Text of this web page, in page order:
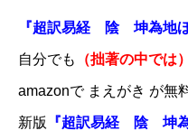
『超訳易経 陰 坤為地ほ
自分でも （拙著の中では
amazonで まえがき が無
新版​​ 『超訳易経 陰 坤為